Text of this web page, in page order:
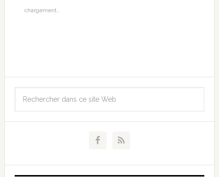
chargement…